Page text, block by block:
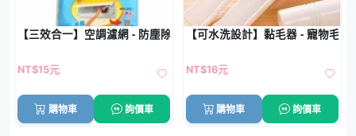
【三效合一】空調濾網 - 防塵除臭抗菌 (2片)
NT$15元
購物車 詢價車
【可水洗設計】黏毛器 - 寵物毛髮
NT$16元
購物車 詢價車